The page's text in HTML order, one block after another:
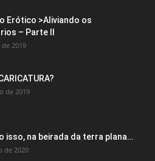
Erótico >Aliviando os
– Parte II
2019
de 2019
isso, na beirada da terra plana…
de 2020